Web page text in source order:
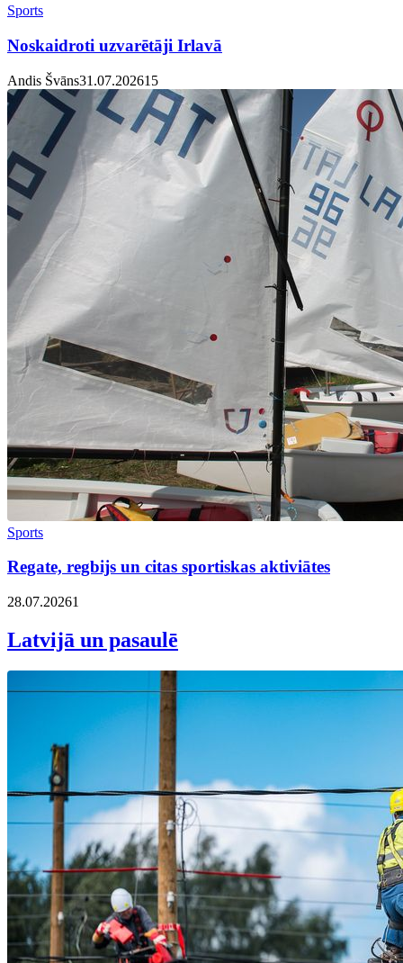
Sports
Noskaidroti uzvarētāji Irlavā
Andis Švāns31.07.20261 5
Sports
Regate, regbijs un citas sportiskas aktiviātes
28.07.20261
Latvijā un pasaulē